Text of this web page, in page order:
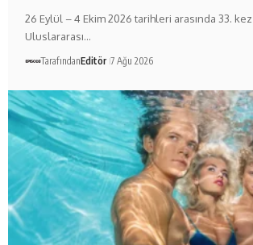
26 Eylül – 4 Ekim 2026 tarihleri arasında 33.
Uluslararası…
TarafındanEditör 7 Ağu 2026